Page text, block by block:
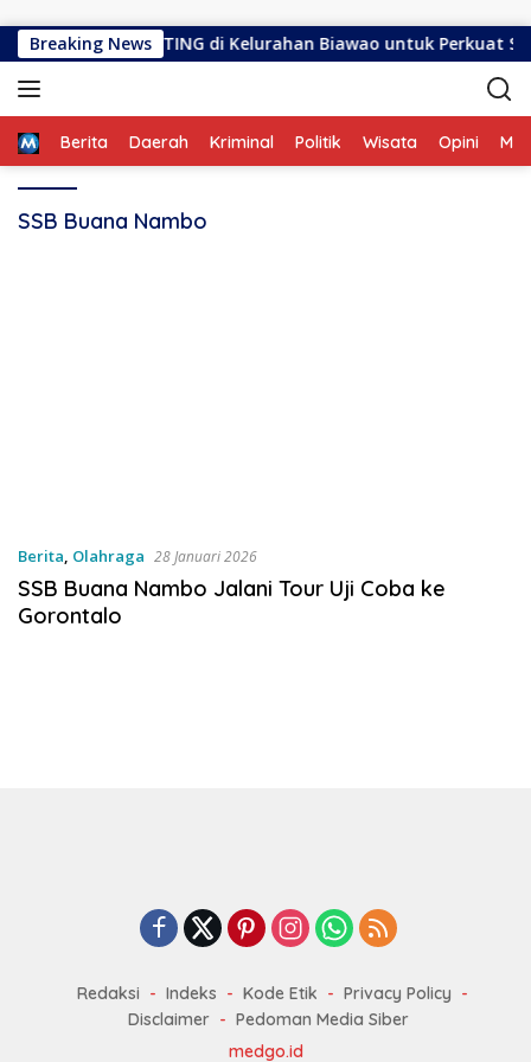
Breaking News
Kartu Pintar GENTING di Kelurahan Biawao untuk Perkuat
HomeBerita Daerah Kriminal Politik Wisata Opini
SSB Buana Nambo
Berita, Olahraga 28 Januari 2026
SSB Buana Nambo Jalani Tour Uji Coba ke
Gorontalo
Redaksi Indeks Kode Etik
Privacy Policy
Disclaimer
Pedoman Media Siber
medgo.id